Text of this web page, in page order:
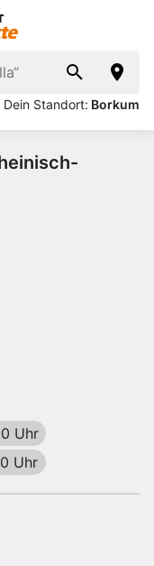
Dein Standort: Borkum
Uhr
Uhr